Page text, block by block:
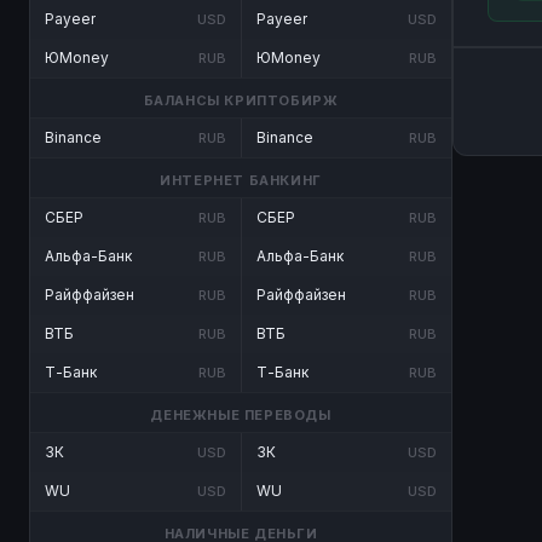
Payeer USD
ЮMoney RUB
Payeer USD
ЮMoney RUB
БАЛАНСЫ КРИПТОБИРЖ
Binance RUB Binance RUB
ИНТЕРНЕТ БАНКИНГ
СБЕР RUB
Альфа-Банк RUB
Райффайзен RUB
ВТБ RUB
Т-Банк RUB
СБЕР RUB
Альфа-Банк RUB
Райффайзен RUB
ВТБ RUB
Т-Банк RUB
ДЕНЕЖНЫЕ ПЕРЕВОДЫ
ЗК USD
WU USD
ЗК USD
WU USD
НАЛИЧНЫЕ ДЕНЬГИ